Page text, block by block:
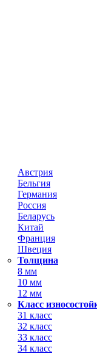
Австрия
Бельгия
Германия
Россия
Беларусь
Китай
Франция
Швеция
Толщина
8 мм
10 мм
12 мм
Класс
31 класс
32 класс
33 класс
34 класс